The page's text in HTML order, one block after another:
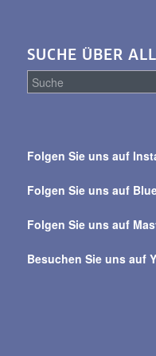
SUCHE ÜBER
alle
Folgen Sie uns auf
Folgen Sie uns auf
Folgen Sie uns auf
Besuchen Sie uns auf